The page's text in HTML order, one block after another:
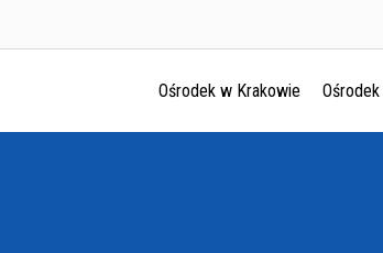
Ośrodek w Krakowie
Ośrodek w